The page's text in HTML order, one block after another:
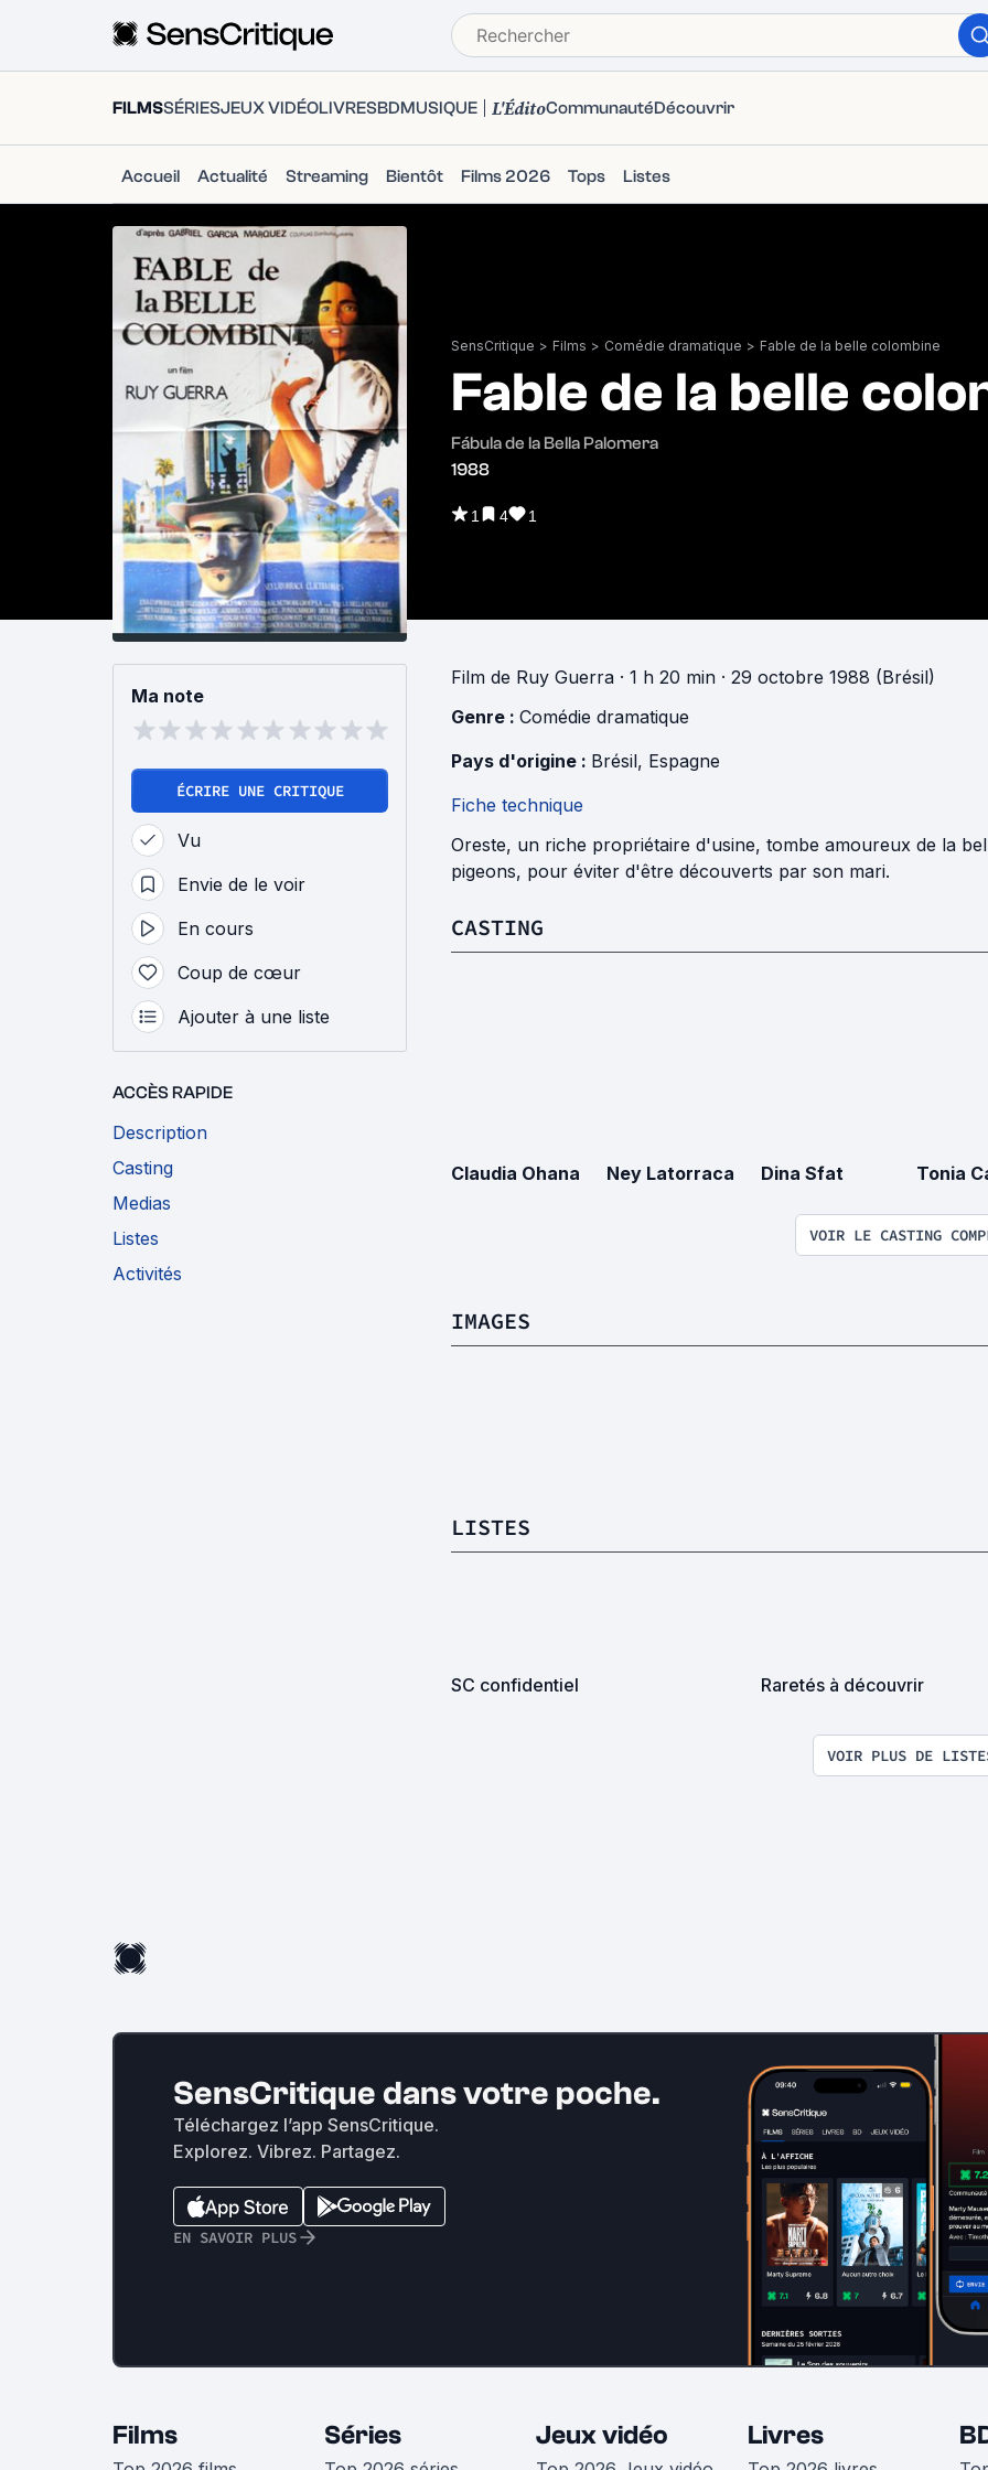
FILMSSÉRIESJEUX VIDÉOLIVRESBDMUSIQUE L'ÉditoCommunautéDécouvrir
Accueil Actualité Streaming Bientôt Films 2026 Tops Listes
SensCritique > Films > Comédie dramatique > Fable de la belle colombine
Fable de la belle
Fábula de la Bella Palomera
1988
1 4 1
Ma note
ÉCRIRE UNE CRITIQUE
Vu
Envie de le voir
En cours
Coup de cœur
Ajouter à une liste
ACCÈS RAPIDE
Description
Casting
Medias
Listes
Activités
Film de Ruy Guerra · 1 h 20 min · 29 octobre 1988 (Brésil)
Genre : Comédie dramatique
Pays d'origine : Brésil, Espagne
Fiche technique
Oreste, un riche propriétaire d'usine, tombe amoureux de la
pigeons, pour éviter d'être découverts par son mari.
CASTING
Claudia Ohana Ney Latorraca Dina Sfat Tonia
VOIR LE CASTING
IMAGES
LISTES
SC confidentiel Raretés à découvrir
VOIR PLUS DE
SensCritique dans votre poche.
Téléchargez l’app SensCritique.
Explorez. Vibrez. Partagez.
EN SAVOIR PLUS
Films Séries Jeux vidéo Livres